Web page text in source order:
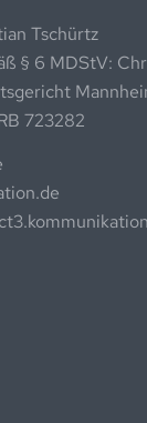
Tschürtz
§ 6 MDStV:
723282